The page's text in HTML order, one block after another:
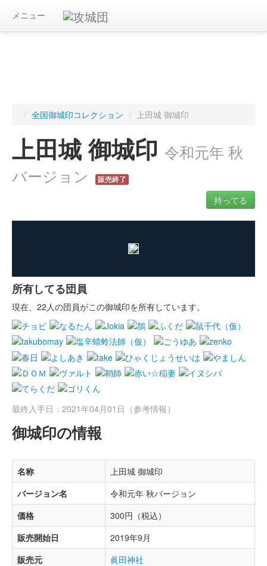
メニュー
/ 全国御城印コレクション / 上田城 御城印
上田城 御城印 令和元年 秋
バージョン
販売終了
持ってる
所有してる団員
現在、22人の団員がこの御城印を所有しています。
最終入手日：2021年04月01日（参考情報）
御城印の情報
名称
上田城 御城印
バージョン名
令和元年 秋バージョン
価格
300円（税込）
販売開始日
2019年9月
販売元
眞田神社